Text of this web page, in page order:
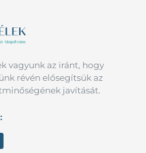
vagyunk az iránt, hogy
révén elősegítsük az
javítását.